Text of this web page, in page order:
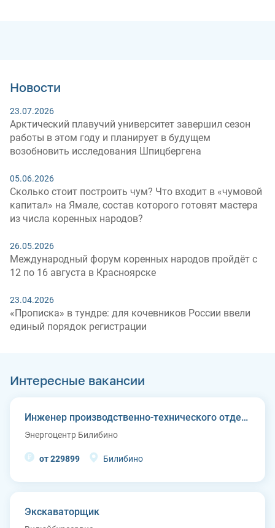
Новости
23.07.2026
Арктический плавучий университет завершил сезон
работы в этом году и планирует в будущем
возобновить исследования Шпицбергена
05.06.2026
Сколько стоит построить чум? Что входит в «чумовой
капитал» на Ямале, состав которого готовят мастера
из числа коренных народов?
26.05.2026
Международный форум коренных народов пройдёт с
12 по 16 августа в Красноярске
23.04.2026
«Прописка» в тундре: для кочевников России ввели
единый порядок регистрации
Интересные вакансии
Инженер производственно-технического отдела
Энергоцентр Билибино
от 229899 Билибино
Экскаваторщик